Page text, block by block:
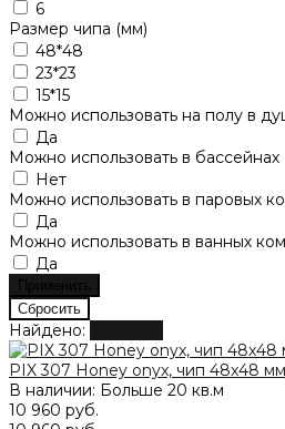
6
Размер чипа (мм)
48*48
23*23
15*15
Можно использовать на полу в
Да
Можно использовать в бассейнах
Нет
Можно использовать в паровых
Да
Можно использовать в ванных
Да
Найдено:
PIX 307 Honey onyx, чип 48x48
В наличии: Больше 20 кв.м
10 960 руб.